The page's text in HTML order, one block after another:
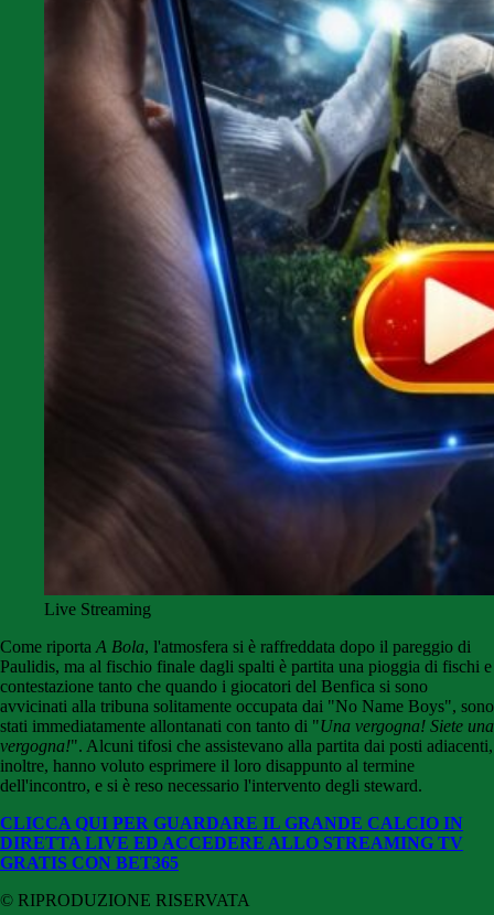
Live Streaming
Come riporta A Bola, l'atmosfera si è raffreddata dopo il pareggio di
Paulidis, ma al fischio finale dagli spalti è partita una pioggia di fischi e
contestazione tanto che quando i giocatori del Benfica si sono
avvicinati alla tribuna solitamente occupata dai "No Name Boys", sono
stati immediatamente allontanati con tanto di "Una vergogna! Siete una
vergogna!". Alcuni tifosi che assistevano alla partita dai posti adiacenti,
inoltre, hanno voluto esprimere il loro disappunto al termine
dell'incontro, e si è reso necessario l'intervento degli steward.
CLICCA QUI PER GUARDARE IL GRANDE CALCIO IN
DIRETTA LIVE ED ACCEDERE ALLO STREAMING TV
GRATIS CON BET365
© RIPRODUZIONE RISERVATA